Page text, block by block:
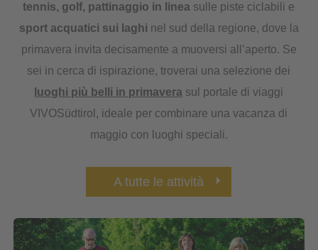
tennis, golf, pattinaggio in linea sulle piste ciclabili e
sport acquatici sui laghi nel sud della regione, dove la
primavera invita decisamente a muoversi all’aperto. Se
sei in cerca di ispirazione, troverai una selezione dei
luoghi più belli in primavera sul portale di viaggi
VIVOSüdtirol, ideale per combinare una vacanza di
maggio con luoghi speciali.
A tutte le attività